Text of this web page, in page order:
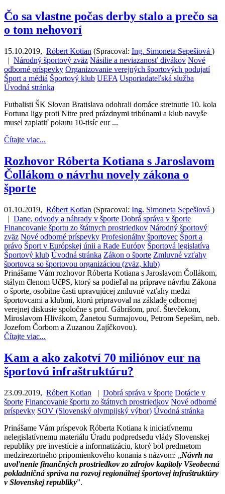
Čo sa vlastne počas derby stalo a prečo sa
o tom nehovorí
15.10.2019, Róbert Kotian (Spracoval: Ing. Simoneta Sepešiová )
| Národný športový zväz Násilie a neviazanosť divákov Nové
odborné príspevky Organizovanie verejných športových podujatí
Šport a médiá Športový klub UEFA Usporiadateľská služba
Úvodná stránka
Futbalisti ŠK Slovan Bratislava odohrali domáce stretnutie 10. kola
Fortuna ligy proti Nitre pred prázdnymi tribúnami a klub navyše
musel zaplatiť pokutu 10-tisíc eur ...
Čítajte viac...
Rozhovor Róberta Kotiana s Jaroslavom
Čollákom o návrhu novely zákona o
športe
01.10.2019, Róbert Kotian (Spracoval: Ing. Simoneta Sepešiová )
| Dane, odvody a náhrady v športe Dobrá správa v športe
Financovanie športu zo štátnych prostriedkov Národný športový
zväz Nové odborné príspevky Profesionálny športovec Šport a
právo Šport v Európskej únii a Rade Európy Športová legislatíva
Športový klub Úvodná stránka Zákon o športe Zmluvné vzťahy
športovca so športovou organizáciou (zväz, klub)
Prinášame Vám rozhovor Róberta Kotiana s Jaroslavom Čollákom,
stálym členom UčPS, ktorý sa podieľal na príprave návrhu Zákona
o športe, osobitne časti upravujúcej zmluvné vzťahy medzi
športovcami a klubmi, ktorú pripravoval na základe odbornej
verejnej diskusie spoločne s prof. Gábrišom, prof. Števčekom,
Miroslavom Hlivákom, Žanetou Surmajovou, Petrom Sepešim, neb.
Jozefom Čorbom a Zuzanou Zajíčkovou).
Čítajte viac...
Kam a ako zakotví 70 miliónov eur na
športovú infraštruktúru?
23.09.2019, Róbert Kotian | Dobrá správa v športe Dotácie v
športe Financovanie športu zo štátnych prostriedkov Nové odborné
príspevky SOV (Slovenský olympijský výbor) Úvodná stránka
Prinášame Vám príspevok Róberta Kotiana k iniciatívnemu
nelegislatívnemu materiálu Úradu podpredsedu vlády Slovenskej
republiky pre investície a informatizáciu, ktorý bol predmetom
medzirezortného pripomienkového konania s názvom: „Návrh na
uvoľnenie finančných prostriedkov zo zdrojov kapitoly Všeobecná
pokladničná správa na rozvoj regionálnej športovej infraštruktúry
v Slovenskej republiky”.